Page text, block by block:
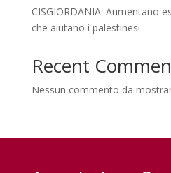
CISGIORDANIA. Aumentano
che aiutano i palestinesi
Recent
Nessun commento da